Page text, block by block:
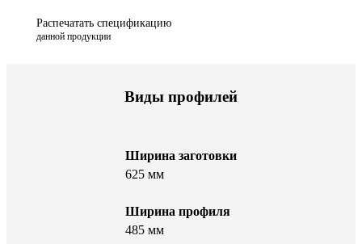
Распечатать спецификацию
данной продукции
Виды профилей
Ширина заготовки
625 мм
Ширина профиля
485 мм